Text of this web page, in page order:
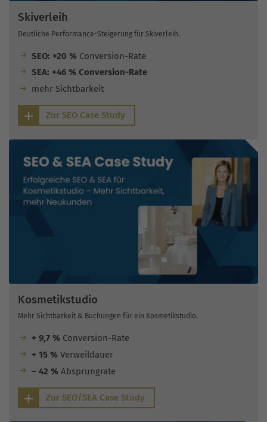
Skiverleih
Deutliche Performance-Steigerung für Skiverleih.
SEO: +20 % Conversion-Rate
SEA: +46 % Conversion-Rate
mehr Sichtbarkeit
Zur SEO Case Study
Kosmetikstudio
Mehr Sichtbarkeit & Buchungen für ein Kosmetikstudio.
+ 9,7 % Conversion-Rate
+ 15 % Verweildauer
– 42 % Absprungrate
Zur SEO/SEA Case Study